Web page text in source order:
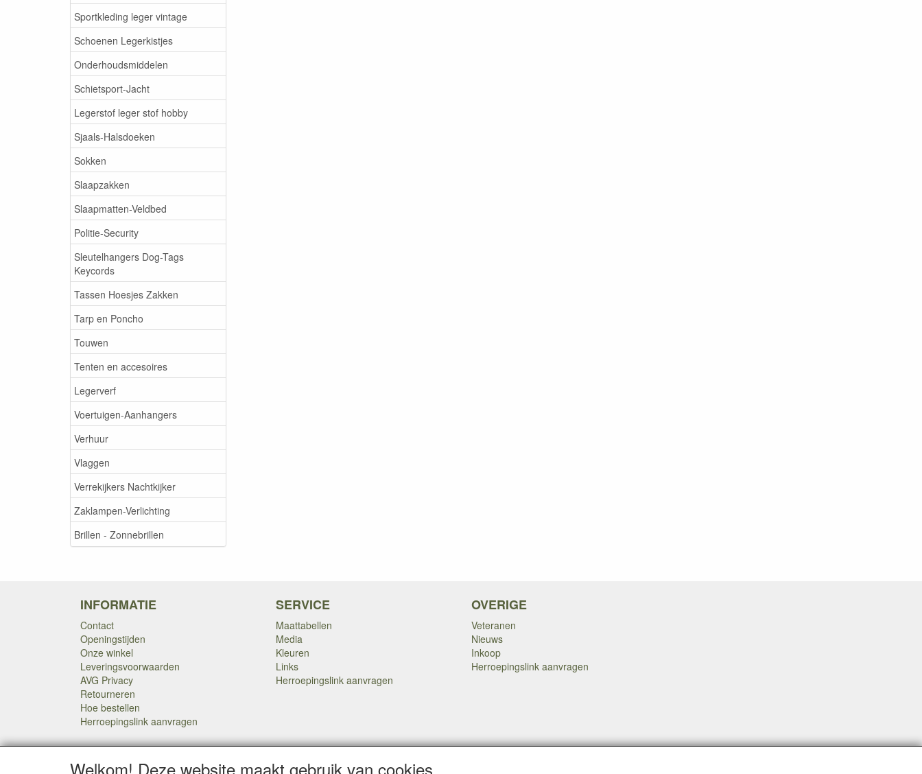
Sportkleding leger vintage
Schoenen Legerkistjes
Onderhoudsmiddelen
Schietsport-Jacht
Legerstof leger stof hobby
Sjaals-Halsdoeken
Sokken
Slaapzakken
Slaapmatten-Veldbed
Politie-Security
Sleutelhangers Dog-Tags
Keycords
Tassen Hoesjes Zakken
Tarp en Poncho
Touwen
Tenten en accesoires
Legerverf
Voertuigen-Aanhangers
Verhuur
Vlaggen
Verrekijkers Nachtkijker
Zaklampen-Verlichting
Brillen - Zonnebrillen
INFORMATIE
Contact
Openingstijden
Onze winkel
Leveringsvoorwaarden
AVG Privacy
Retourneren
Hoe bestellen
Herroepingslink aanvragen
SERVICE
Maattabellen
Media
Kleuren
Links
Herroepingslink aanvragen
OVERIGE
Veteranen
Nieuws
Inkoop
Herroepingslink aanvragen
Copyright Dump Company
Welkom! Deze website maakt gebruik van cookies